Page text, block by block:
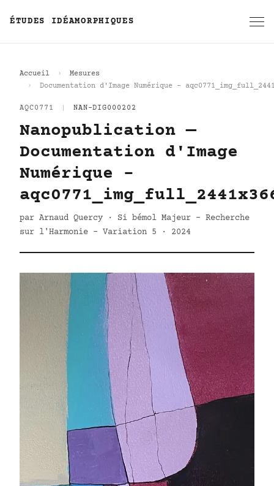
ÉTUDES IDÉAMORPHIQUES
Accueil
Mesures
Documentation d'Image Numérique -
AQC0771 NAN-DIG000202
Nanopublication —
Documentation d'Image
Numérique -
par Arnaud Quercy · Si bémol Majeur - Recherche
sur l'Harmonie - Variation 5 · 2024